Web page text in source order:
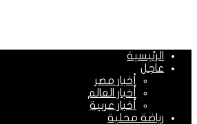
الرئيسية
عاجل
أخبار مصر
أخبار العالم
أخبار عربية
رياضة محلية